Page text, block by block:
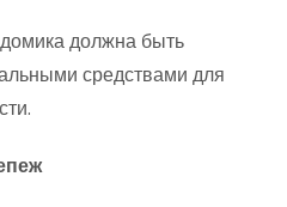
должна быть
средствами для